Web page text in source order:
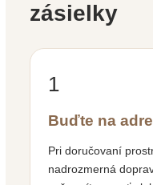
zásielky
1
Buďte na
Pri doručovaní
nadrozmerná